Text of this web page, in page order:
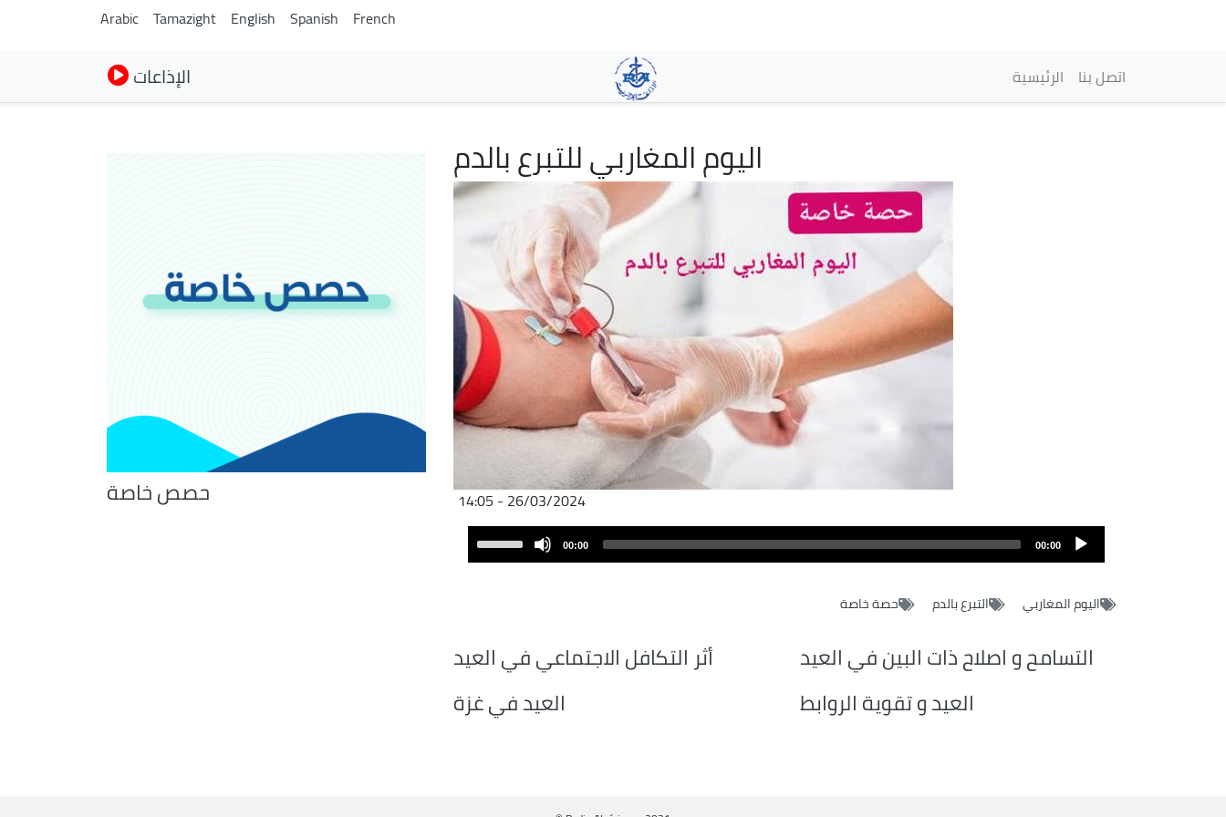
main
content
Arabic Tamazight English Spanish French
الإذاعات Navigation
الرئيسية اتصل بنا
اليوم المغاربي للتبرع بالدم
26/03/2024 - 14:05
Fichier
audio
Player
00:00
00:00
or
volume.
اليوم المغاربي التبرع بالدم حصة خاصة
التسامح و اصلاح ذات البين في العيد
أثر التكافل الاجتماعي في العيد
العيد و تقوية الروابط
العيد في غزة
حصص خاصة